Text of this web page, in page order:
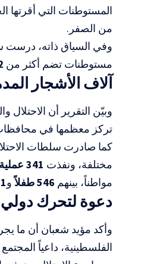
المستوطنات التي أقرتها
من الصفر.
وفي السياق ذاته، درست
مستوطنات تضم أكثر من 12
آلاف الأشجار
وبيّن التقرير أن الاحتلال
تركز معظمها في محافظات
كما صادرت سلطات
مختلفة، ونفذت 341 عملية هدم
مواطناً، بينهم 546 طفلاً و
دعوة لتحرك دولي
وأكد مؤيد شعبان أن ما
الفلسطينية، داعياً